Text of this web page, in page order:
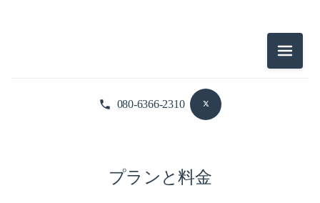
080-6366-2310
メニュ
プランと料金